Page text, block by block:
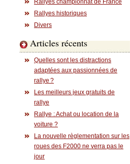
Rallyes championnat de France
Rallyes historiques
Divers
Articles récents
Quelles sont les distractions
adaptées aux passionnées de
rallye ?
Les meilleurs jeux gratuits de
rallye
Rallye : Achat ou location de la
voiture ?
La nouvelle règlementation sur les
roues des F2000 ne verra pas le
jour